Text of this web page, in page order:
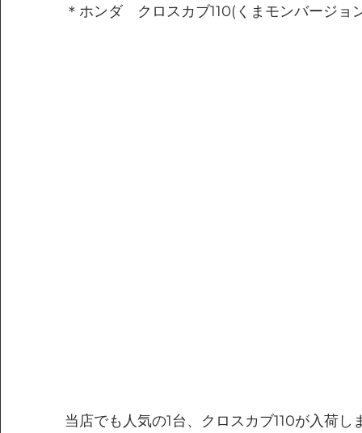
＊ホンダ　クロスカブ110(くまモンバージョ
当店でも人気の1台、クロスカブ110が入荷し